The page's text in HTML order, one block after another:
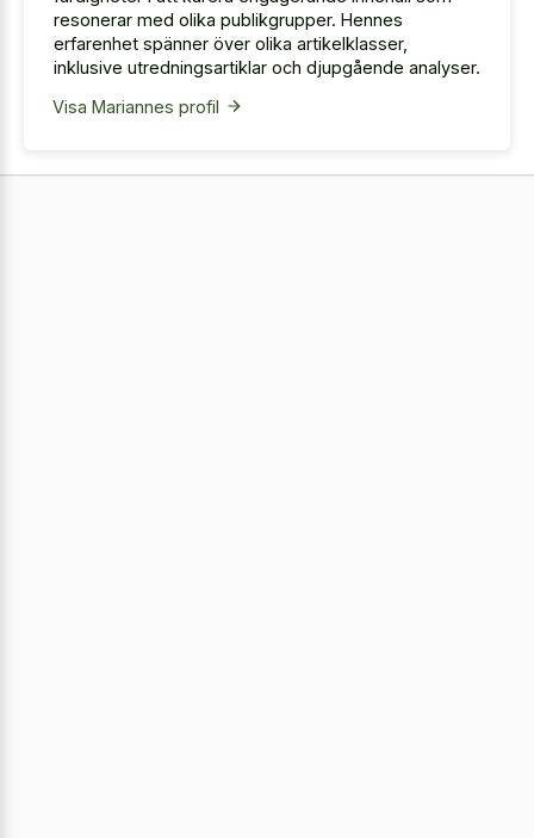
resonerar med olika publikgrupper. Hennes
erfarenhet spänner över olika artikelklasser,
inklusive utredningsartiklar och djupgående analyser.
Visa Mariannes profil